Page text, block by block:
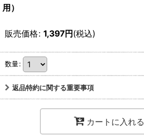
用）
販売価格: 1,397円(税込)
数量:
返品特約に関する重要事項
カートに入れる